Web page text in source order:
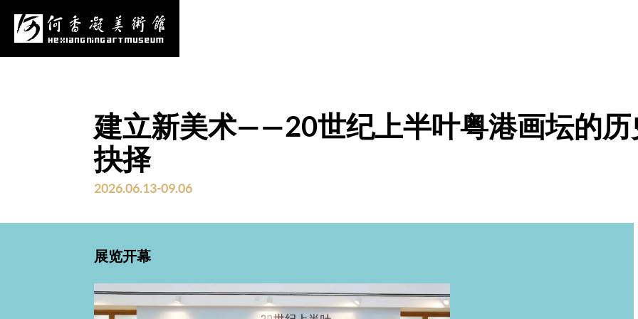
项目申报 采购公告 更多
建立新美术——20世纪上半叶粤港画坛的历
抉择
2026.06.13-09.06
展览开幕